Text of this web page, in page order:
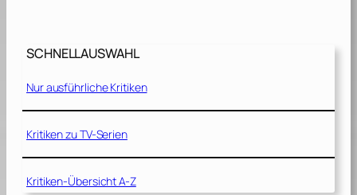
SCHNELLAUSWAHL
Nur ausführliche Kritiken
Kritiken zu TV-Serien
Kritiken-Übersicht A-Z